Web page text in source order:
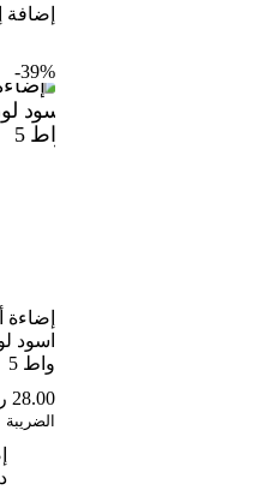
إضافة
39%-
إضاءة
واط 5
28.00
الضريبة